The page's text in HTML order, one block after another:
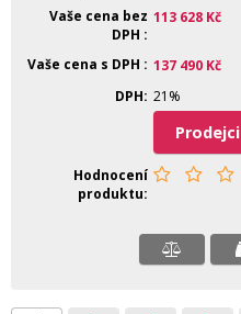
Vaše cena bez
DPH
113 628 Kč
Vaše cena s DPH 137 490 Kč
DPH 21%
Prodejci
Hodnocení
produktu